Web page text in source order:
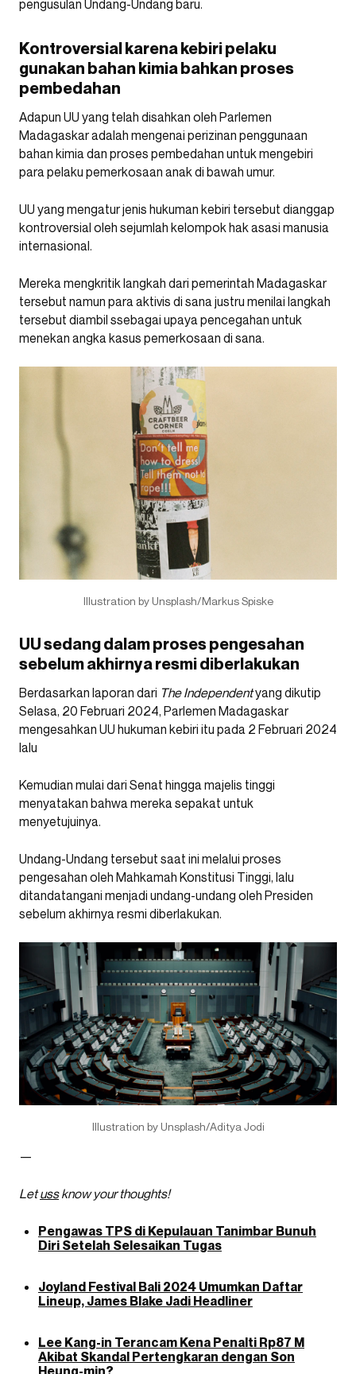
pengusulan Undang-Undang baru.
Kontroversial karena kebiri pelaku
gunakan bahan kimia bahkan proses
pembedahan
Adapun UU yang telah disahkan oleh Parlemen
Madagaskar adalah mengenai perizinan penggunaan
bahan kimia dan proses pembedahan untuk mengebiri
para pelaku pemerkosaan anak di bawah umur.
UU yang mengatur jenis hukuman kebiri tersebut dianggap
kontroversial oleh sejumlah kelompok hak asasi manusia
internasional.
Mereka mengkritik langkah dari pemerintah Madagaskar
tersebut namun para aktivis di sana justru menilai langkah
tersebut diambil ssebagai upaya pencegahan untuk
menekan angka kasus pemerkosaan di sana.
Illustration by Unsplash/Markus Spiske
UU sedang dalam proses pengesahan
sebelum akhirnya resmi diberlakukan
Berdasarkan laporan dari The Independentyang dikutip
Selasa, 20 Februari 2024, Parlemen Madagaskar
mengesahkan UU hukuman kebiri itu pada 2 Februari 2024
lalu
Kemudian mulai dari Senat hingga majelis tinggi
menyatakan bahwa mereka sepakat untuk
menyetujuinya.
Undang-Undang tersebut saat ini melalui proses
pengesahan oleh Mahkamah Konstitusi Tinggi, lalu
ditandatangani menjadi undang-undang oleh Presiden
sebelum akhirnya resmi diberlakukan.
Illustration by Unsplash/Aditya Jodi
—
Letussknow your thoughts!
Pengawas TPS di Kepulauan Tanimbar Bunuh
Diri Setelah Selesaikan Tugas
Joyland Festival Bali 2024 Umumkan Daftar
Lineup, James Blake Jadi Headliner
Lee Kang-in Terancam Kena Penalti Rp87 M
Akibat Skandal Pertengkaran dengan Son
Heung-min?